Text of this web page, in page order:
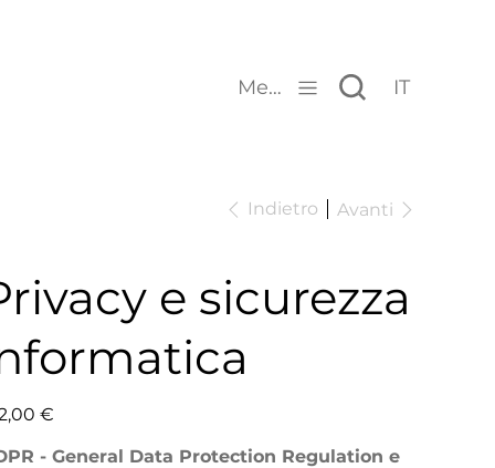
Menu IT
Indietro Avanti
e sicurezza
€
- General Data Protection Regulation e